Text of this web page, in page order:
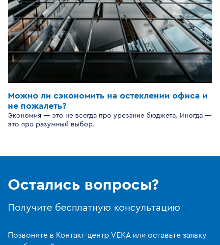
Можно ли сэкономить на остеклении офиса и
не пожалеть?
Экономия — это не всегда про урезание бюджета. Иногда —
это про разумный выбор.
Остались вопросы?
Получите бесплатную консультацию
Позвоните в Контакт-центр VEKA или оставьте заявку